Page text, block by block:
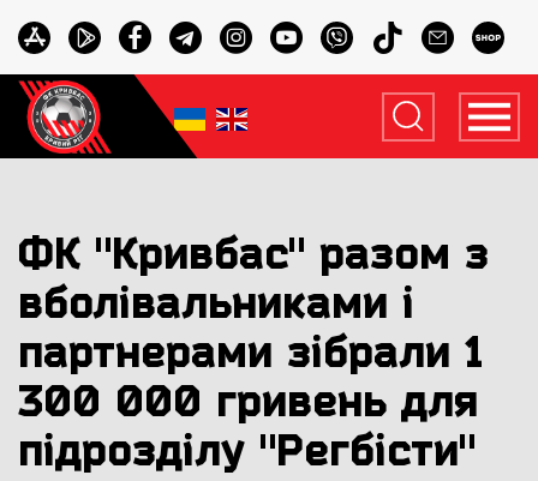
ФК "Кривбас" разом з
вболівальниками і
партнерами зібрали 1
300 000 гривень для
підрозділу "Регбісти"